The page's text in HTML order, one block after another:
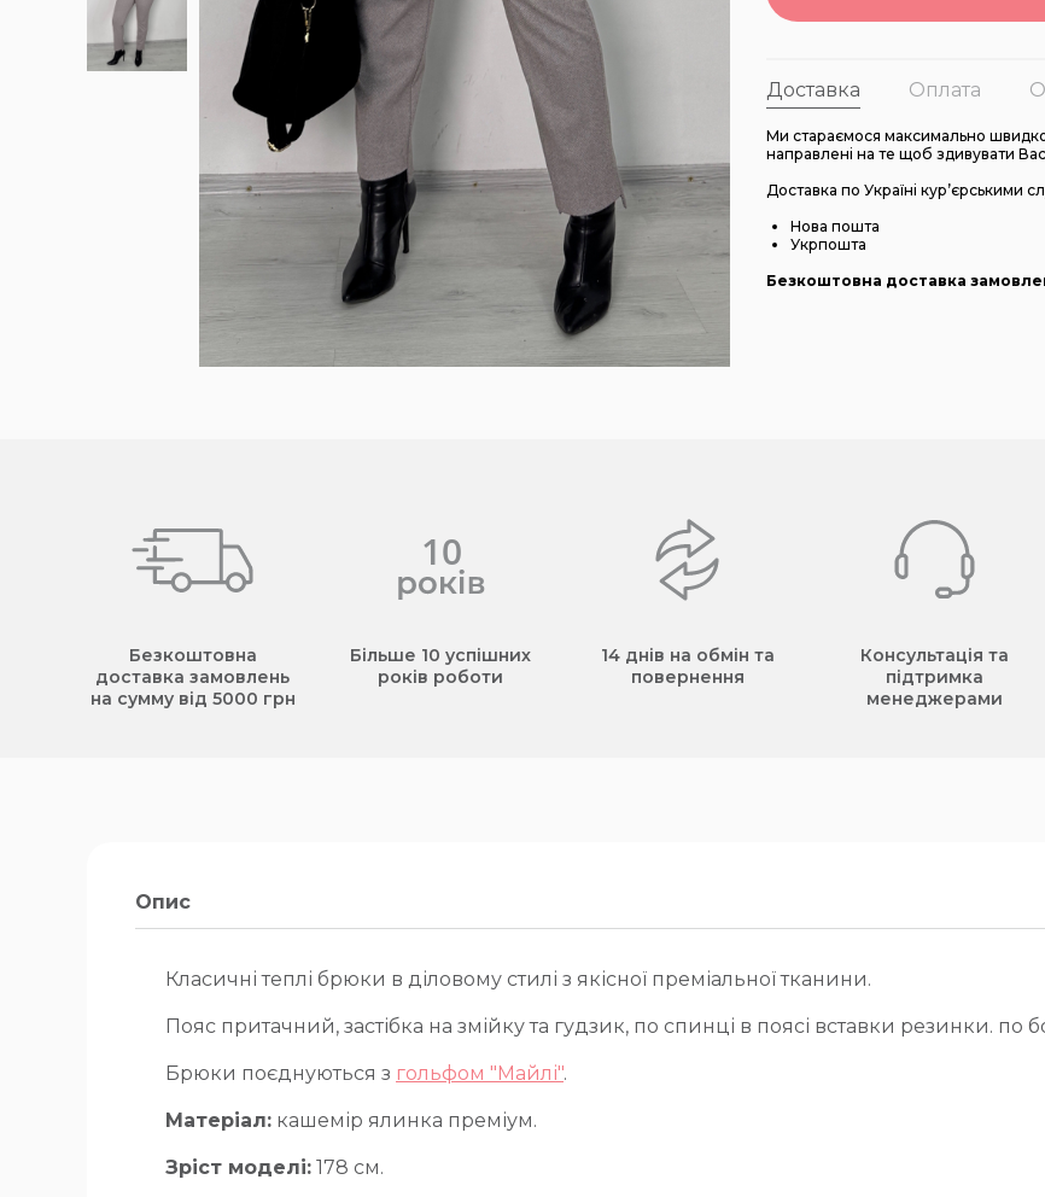
Доставка Оплата
Ми стараємося максимально
направлені на те щоб здивувати
Доставка по Україні кур’єрськими
Нова пошта
Укрпошта
Безкоштовна доставка
Безкоштовна
доставка замовлень
на сумму від 5000 грн
Більше 10 успішних
років роботи
14 днів на обмін та
повернення
Консультація та
підтримка
менеджерами
Опис
Класичні теплі брюки в діловому стилі з якісної преміальної тканини.
Пояс притачний, застібка на змійку та гудзик, по спинці в поясі вставки резинки. по
Брюки поєднуються з гольфом "Майлі".
Матеріал: кашемір ялинка преміум.
Зріст моделі: 178 см.